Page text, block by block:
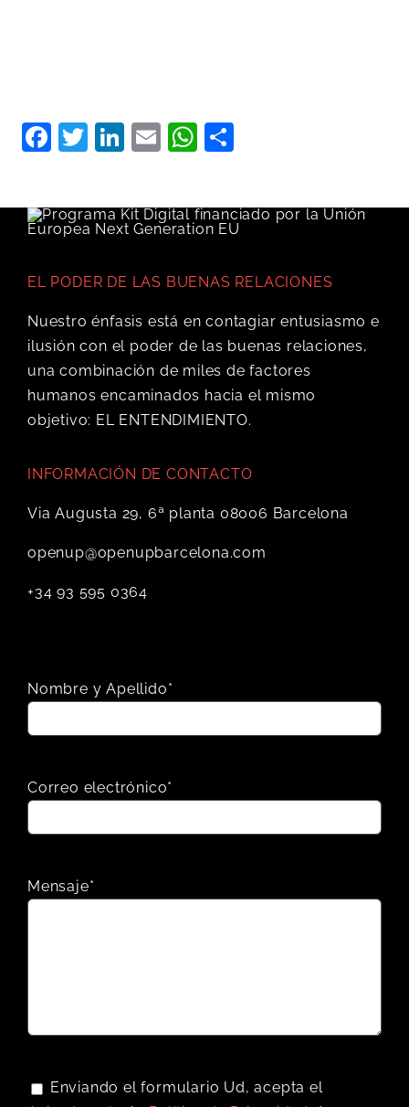
Facebook
Twitter
LinkedIn
EmailWhatsApp
EL PODER DE LAS BUENAS RELACIONES
Nuestro énfasis está en contagiar entusiasmo e
ilusión con el poder de las buenas relaciones,
una combinación de miles de factores
humanos encaminados hacia el mismo
objetivo: EL ENTENDIMIENTO.
INFORMACIÓN DE CONTACTO
Via Augusta 29, 6ª planta 08006 Barcelona
openup@openupbarcelona.com
+34 93 595 0364
Nombre y Apellido*
Correo electrónico*
Mensaje*
Enviando el formulario Ud, acepta el